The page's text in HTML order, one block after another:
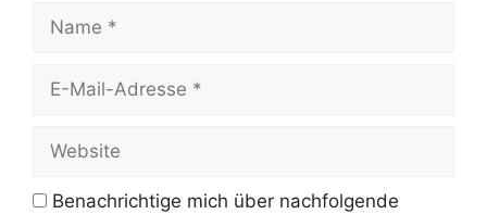
Name
Website
Benachrichtige mich über nachfolgende